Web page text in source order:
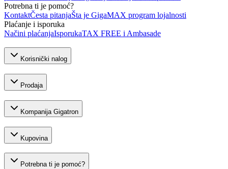
Potrebna ti je pomoć?
KontaktČesta pitanjaŠta je GigaMAX program lojalnosti
Plaćanje i isporuka
Načini plaćanjaIsporukaTAX FREE i Ambasade
Korisnički nalog
Prodaja
Kompanija Gigatron
Kupovina
Potrebna ti je pomoć?